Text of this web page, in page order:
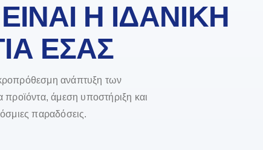
Η ΙΔΑΝΙΚΗ
ΕΣΑΣ
ανάπτυξη των
άμεση υποστήριξη και
παραδόσεις.